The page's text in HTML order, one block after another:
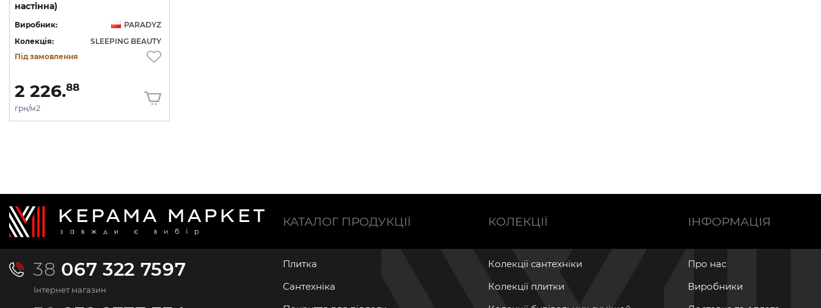
настінна)
Виробник:
PARADYZ
Колекція:
SLEEPING BEAUTY
Під замовлення
2 226.88
грн/м2
38 067 322 7597
Інтернет магазин
КАТАЛОГ ПРОДУКЦІЇ
Плитка
Сантехніка
КОЛЕКЦІЇ
Колекції сантехніки
Колекції плитки
ІНФОРМАЦІЯ
Про нас
Виробники